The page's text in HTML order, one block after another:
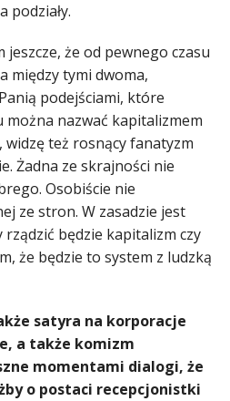
podziały.
jeszcze, że od pewnego czasu
między tymi dwoma,
podejściami, które
nazwać kapitalizmem
widzę też rosnący fanatyzm
Żadna ze skrajności nie
Osobiście nie
ze stron. W zasadzie jest
rządzić będzie kapitalizm czy
że będzie to system z ludzką
satyra na korporacje
a także komizm
momentami dialogi, że
o postaci recepcjonistki